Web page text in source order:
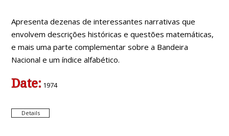
Apresenta dezenas de interessantes narrativas que
envolvem descrições históricas e questões matemáticas,
e mais uma parte complementar sobre a Bandeira
Nacional e um índice alfabético.
Date: 1974
Details